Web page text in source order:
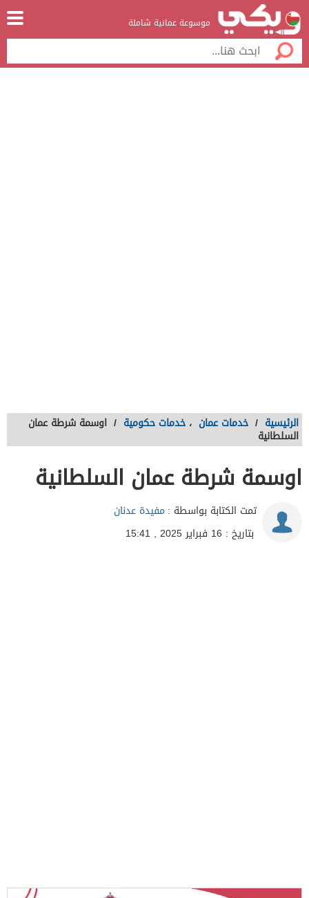
موسوعة عمانية شاملة
الرئيسية / خدمات عمان ، خدمات حكومية / اوسمة شرطة عمان
السلطانية
اوسمة شرطة عمان السلطانية
تمت الكتابة بواسطة : مفيدة عدنان
بتاريخ : 16 فبراير 2025 , 15:41